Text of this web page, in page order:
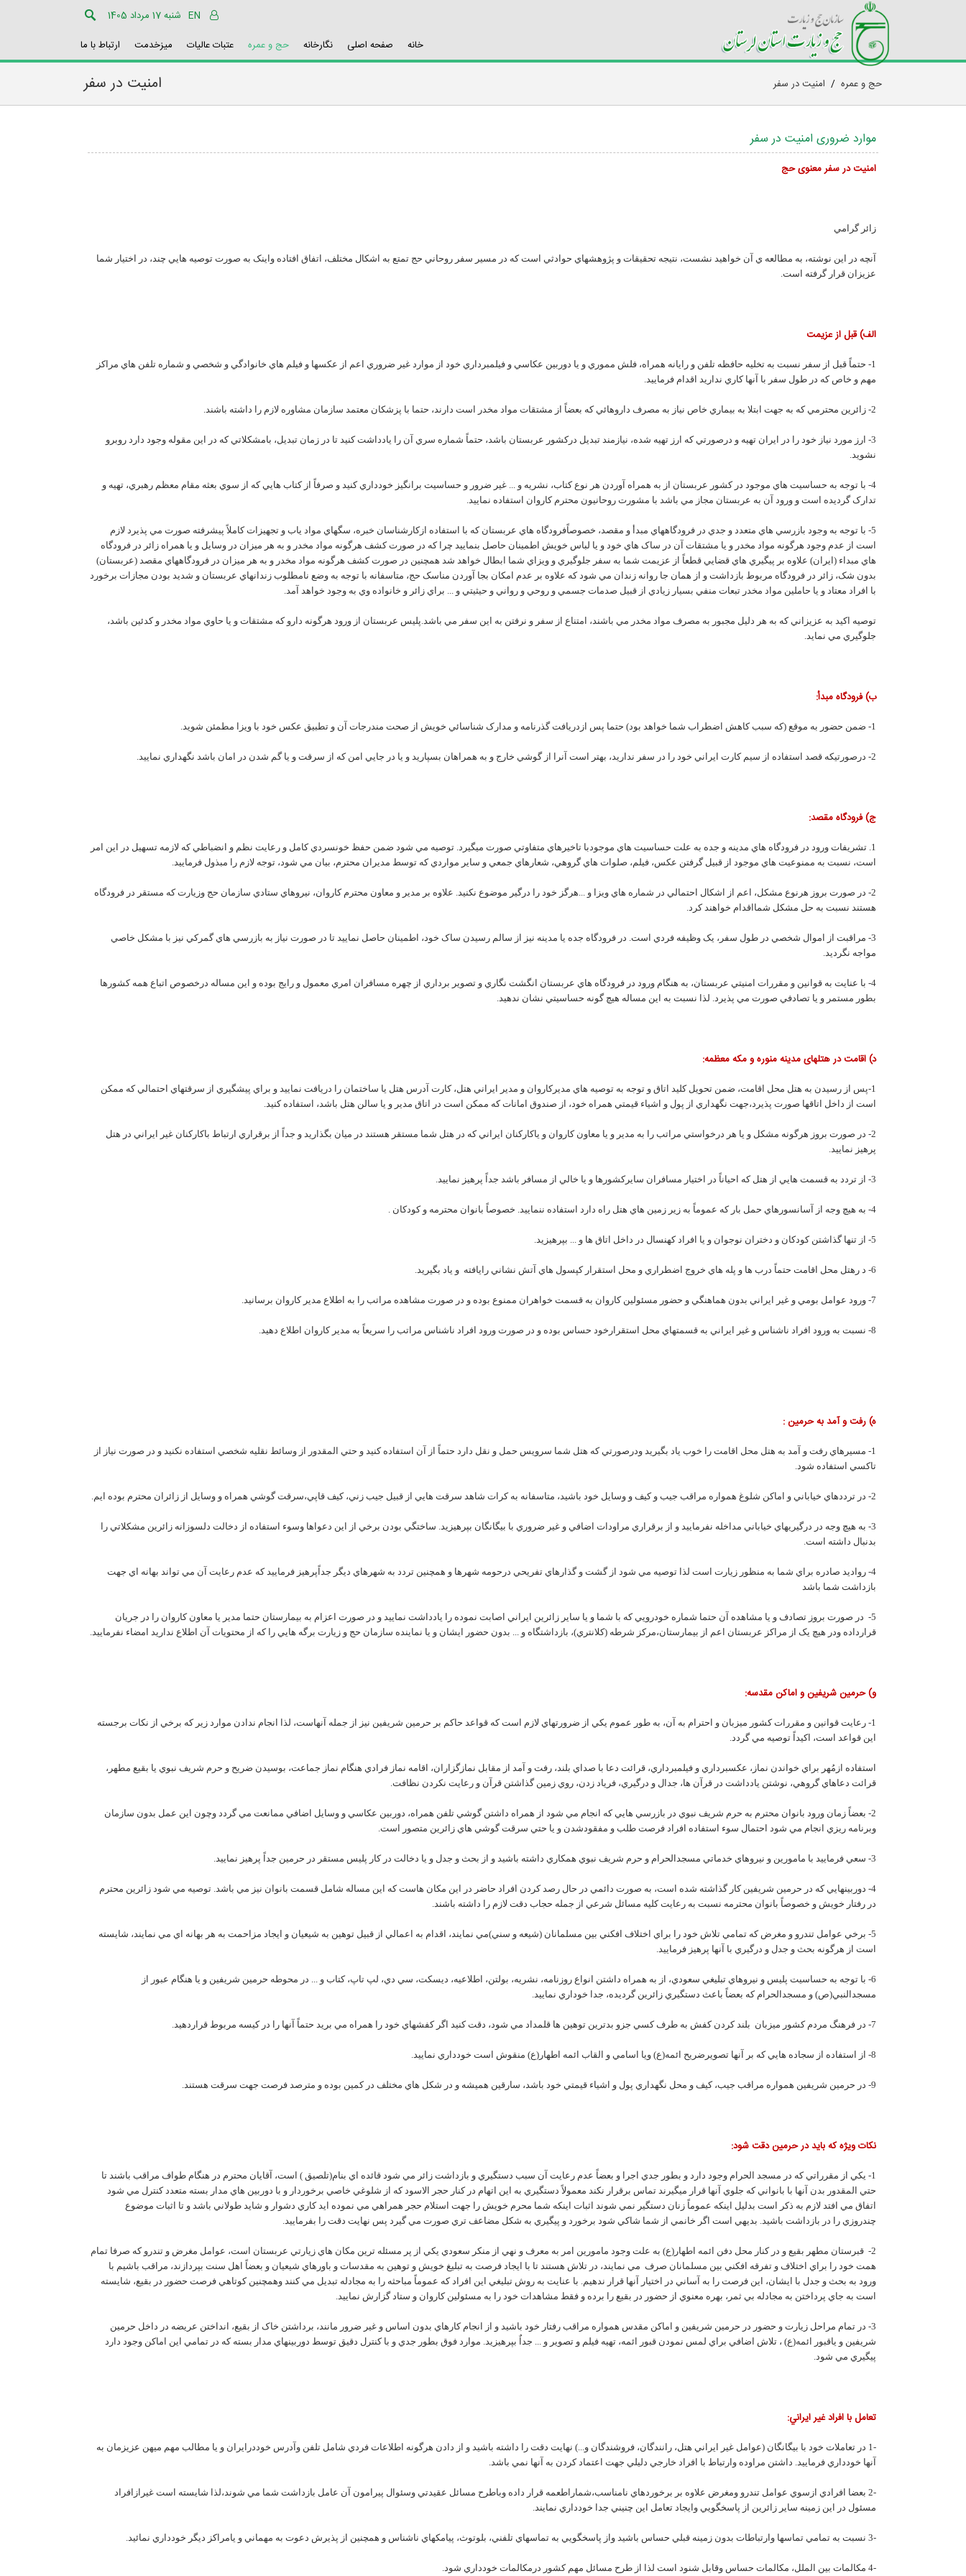
شنبه 17 مرداد 1405 EN
خانه
صفحه اصلی نگارخانه حج و عمره عتبات عالیات میزخدمت ارتباط با ما
امنیت در سفر حج و عمره / امنیت در سفر
موارد ضروری امنیت در سفر
امنيت در سفر معنوی حج
زائر گرامي
آنچه در اين نوشته، به مطالعه ي آن خواهيد نشست، نتيجه تحقيقات و پژوهشهاي حوادثي است که در مسير سفر روحاني حج تمتع به اشکال مختلف، اتفاق افتاده واينک به صورت توصيه هايي چند، در اختيار شما
عزيزان قرار گرفته است.
الف) قبل از عزيمت
1- حتماً قبل از سفر نسبت به تخليه حافظه تلفن و رايانه همراه، فلش مموري و يا دوربين عکاسي و فيلمبرداري خود از موارد غير ضروري اعم از عکسها و فيلم هاي خانوادگي و شخصي و شماره تلفن هاي مراکز
مهم و خاص که در طول سفر با آنها کاري نداريد اقدام فرماييد.
2- زائرين محترمي که به جهت ابتلا به بيماري خاص نياز به مصرف داروهائي که بعضاً از مشتقات مواد مخدر است دارند، حتما با پزشکان معتمد سازمان مشاوره لازم را داشته باشند.
3- ارز مورد نياز خود را در ايران تهيه و درصورتي که ارز تهيه شده، نيازمند تبديل درکشور عربستان باشد، حتماً شماره سري آن را يادداشت کنيد تا در زمان تبديل، بامشکلاتي که در اين مقوله وجود دارد روبرو
نشويد.
4- با توجه به حساسيت هاي موجود در کشور عربستان از به همراه آوردن هر نوع کتاب، نشريه و ... غير ضرور و حساسيت برانگيز خودداري کنيد و صرفاً از کتاب هايي که از سوي بعثه مقام معظم رهبري، تهيه و
تدارک گرديده است و ورود آن به عربستان مجاز مي باشد با مشورت روحانيون محترم کاروان استفاده نماييد.
5- با توجه به وجود بازرسي هاي متعدد و جدي در فرودگاههاي مبدأ و مقصد، خصوصاًفرودگاه هاي عربستان که با استفاده ازکارشناسان خبره، سگهاي مواد ياب و تجهيزات کاملاً پيشرفته صورت مي پذيرد لازم
است از عدم وجود هرگونه مواد مخدر و يا مشتقات آن در ساک هاي خود و يا لباس خويش اطمينان حاصل بنماييد چرا که در صورت کشف هرگونه مواد مخدر و به هر ميزان در وسايل و يا همراه زائر در فرودگاه
هاي مبداء (ايران) علاوه بر پيگيري هاي قضايي قطعاً از عزيمت شما به سفر جلوگيري و ويزاي شما ابطال خواهد شد همچنين در صورت کشف هرگونه مواد مخدر و به هر ميزان در فرودگاههاي مقصد (عربستان)
بدون شک، زائر در فرودگاه مربوط بازداشت و از همان جا روانه زندان مي شود که علاوه بر عدم امکان بجا آوردن مناسک حج، متاسفانه با توجه به وضع نامطلوب زندانهاي عربستان و شديد بودن مجازات برخورد
با افراد معتاد و يا حاملين مواد مخدر تبعات منفي بسيار زيادي از قبيل صدمات جسمي و روحي و رواني و حيثيتي و ... براي زائر و خانواده وي به وجود خواهد آمد.
توصيه اکيد به عزيزاني که به هر دليل مجبور به مصرف مواد مخدر مي باشند، امتناع از سفر و نرفتن به اين سفر مي باشد.پليس عربستان از ورود هرگونه دارو که مشتقات و يا حاوي مواد مخدر و کدئين باشد،
جلوگيري مي نمايد.
ب) فرودگاه مبدأ:
1- ضمن حضور به موقع (که سبب کاهش اضطراب شما خواهد بود) حتما پس ازدريافت گذرنامه و مدارک شناسائي خويش از صحت مندرجات آن و تطبيق عکس خود با ويزا مطمئن شويد.
2- درصورتيکه قصد استفاده از سيم کارت ايراني خود را در سفر نداريد، بهتر است آنرا از گوشي خارج و به همراهان بسپاريد و يا در جايي امن که از سرقت و يا گم شدن در امان باشد نگهداري نماييد.
ج) فرودگاه مقصد:
1. تشريفات ورود در فرودگاه هاي مدينه و جده به علت حساسيت هاي موجودبا تاخيرهاي متفاوتي صورت ميگيرد. توصيه مي شود ضمن حفظ خونسردي کامل و رعايت نظم و انضباطي که لازمه تسهيل در اين امر
است، نسبت به ممنوعيت هاي موجود از قبيل گرفتن عکس، فيلم، صلوات هاي گروهي، شعارهاي جمعي و ساير مواردي که توسط مديران محترم، بيان مي شود، توجه لازم را مبذول فرماييد.
2- در صورت بروز هرنوع مشکل، اعم از اشکال احتمالي در شماره هاي ويزا و ...هرگز خود را درگير موضوع نکنيد. علاوه بر مدير و معاون محترم کاروان، نيروهاي ستادي سازمان حج وزيارت که مستقر در فرودگاه
هستند نسبت به حل مشکل شمااقدام خواهند کرد.
3- مراقبت از اموال شخصي در طول سفر، يک وظيفه فردي است. در فرودگاه جده يا مدينه نيز از سالم رسيدن ساک خود، اطمينان حاصل نماييد تا در صورت نياز به بازرسي هاي گمرکي نيز با مشکل خاصي
مواجه نگرديد.
4- با عنايت به قوانين و مقررات امنيتي عربستان، به هنگام ورود در فرودگاه هاي عربستان انگشت نگاري و تصوير برداري از چهره مسافران امري معمول و رايج بوده و اين مساله درخصوص اتباع همه کشورها
بطور مستمر و يا تصادفي صورت مي پذيرد. لذا نسبت به اين مساله هيچ گونه حساسيتي نشان ندهيد.
د) اقامت در هتلهای مدينه منوره و مکه معظمه:
1-پس از رسيدن به هتل محل اقامت، ضمن تحويل کليد اتاق و توجه به توصيه هاي مديرکاروان و مدير ايراني هتل، کارت آدرس هتل يا ساختمان را دريافت نماييد و براي پيشگيري از سرقتهاي احتمالي که ممکن
است از داخل اتاقها صورت پذيرد،جهت نگهداري از پول و اشياء قيمتي همراه خود، از صندوق امانات که ممکن است در اتاق مدير و يا سالن هتل باشد، استفاده کنيد.
2- در صورت بروز هرگونه مشکل و يا هر درخواستي مراتب را به مدير و يا معاون کاروان و ياکارکنان ايراني که در هتل شما مستقر هستند در ميان بگذاريد و جداً از برقراري ارتباط باکارکنان غير ايراني در هتل
پرهيز نماييد.
3- از تردد به قسمت هايي از هتل که احياناً در اختيار مسافران سايرکشورها و يا خالي از مسافر باشد جداً پرهيز نماييد.
4- به هيچ وجه از آسانسورهاي حمل بار که عموماً به زير زمين هاي هتل راه دارد استفاده ننماييد. خصوصاً بانوان محترمه و کودکان .
5- از تنها گذاشتن کودکان و دختران نوجوان و يا افراد کهنسال در داخل اتاق ها و ... بپرهيزيد.
6- د رهتل محل اقامت حتماً درب ها و پله هاي خروج اضطراري و محل استقرار کپسول هاي آتش نشاني رايافته و ياد بگيريد.
7- ورود عوامل بومي و غير ايراني بدون هماهنگي و حضور مسئولين کاروان به قسمت خواهران ممنوع بوده و در صورت مشاهده مراتب را به اطلاع مدير کاروان برسانيد.
8- نسبت به ورود افراد ناشناس و غير ايراني به قسمتهاي محل استقرارخود حساس بوده و در صورت ورود افراد ناشناس مراتب را سريعاً به مدير کاروان اطلاع دهيد.
ه) رفت و آمد به حرمين :
1- مسيرهاي رفت و آمد به هتل محل اقامت را خوب ياد بگيريد ودرصورتي که هتل شما سرويس حمل و نقل دارد حتماً از آن استفاده کنيد و حتي المقدور از وسائط نقليه شخصي استفاده نکنيد و در صورت نياز از
تاکسي استفاده شود.
2- در ترددهاي خياباني و اماکن شلوغ همواره مراقب جيب و کيف و وسايل خود باشيد، متاسفانه به کرات شاهد سرقت هايي از قبيل جيب زني، کيف قاپي،سرقت گوشي همراه و وسايل از زائران محترم بوده ايم.
3- به هيچ وجه در درگيريهاي خياباني مداخله نفرماييد و از برقراري مراودات اضافي و غير ضروري با بيگانگان بپرهيزيد. ساختگي بودن برخي از اين دعواها وسوء استفاده از دخالت دلسوزانه زائرين مشکلاتي را
بدنبال داشته است.
4- رواديد صادره براي شما به منظور زيارت است لذا توصيه مي شود از گشت و گذارهاي تفريحي درحومه شهرها و همچنين تردد به شهرهاي ديگر جداًپرهيز فرماييد که عدم رعايت آن مي تواند بهانه اي جهت
بازداشت شما باشد
5- در صورت بروز تصادف و يا مشاهده آن حتما شماره خودرويي که با شما و يا ساير زائرين ايراني اصابت نموده را يادداشت نماييد و در صورت اعزام به بيمارستان حتما مدير يا معاون کاروان را در جريان
قرارداده ودر هيچ يک از مراکز عربستان اعم از بيمارستان،مرکز شرطه (کلانتري)، بازداشتگاه و ... بدون حضور ايشان و يا نماينده سازمان حج و زيارت برگه هايي را که از محتويات آن اطلاع نداريد امضاء نفرماييد.
و) حرمين شريفين و اماکن مقدسه:
1- رعايت قوانين و مقررات کشور ميزبان و احترام به آن، به طور عموم يکي از ضرورتهاي لازم است که قواعد حاکم بر حرمين شريفين نيز از جمله آنهاست، لذا انجام ندادن موارد زير که برخي از نکات برجسته
اين قواعد است، اکيداً توصيه مي گردد.
استفاده ازمُهر براي خواندن نماز، عکسبرداري و فيلمبرداري، قرائت دعا با صداي بلند، رفت و آمد از مقابل نمازگزاران، اقامه نماز فرادي هنگام نماز جماعت، بوسيدن ضريح و حرم شريف نبوي يا بقيع مطهر،
قرائت دعاهاي گروهي، نوشتن يادداشت در قرآن ها، جدال و درگيري، فرياد زدن، روي زمين گذاشتن قرآن و رعايت نکردن نظافت.
2- بعضاً زمان ورود بانوان محترم به حرم شريف نبوي در بازرسي هايي که انجام مي شود از همراه داشتن گوشي تلفن همراه، دوربين عکاسي و وسايل اضافي ممانعت مي گردد وچون اين عمل بدون سازمان
وبرنامه ريزي انجام مي شود احتمال سوء استفاده افراد فرصت طلب و مفقودشدن و يا حتي سرقت گوشي هاي زائرين متصور است.
3- سعي فرماييد با مامورين و نيروهاي خدماتي مسجدالحرام و حرم شريف نبوي همکاري داشته باشيد و از بحث و جدل و يا دخالت در کار پليس مستقر در حرمين جداً پرهيز نماييد.
4- دوربينهايي که در حرمين شريفين کار گذاشته شده است، به صورت دائمي در حال رصد کردن افراد حاضر در اين مکان هاست که اين مساله شامل قسمت بانوان نيز مي باشد. توصيه مي شود زائرين محترم
در رفتار خويش و خصوصاً بانوان محترمه نسبت به رعايت کليه مسائل شرعي از جمله حجاب دقت لازم را داشته باشند.
5- برخي عوامل تندرو و مغرض که تمامي تلاش خود را براي اختلاف افکني بين مسلمانان (شيعه و سني)مي نمايند، اقدام به اعمالي از قبيل توهين به شيعيان و ايجاد مزاحمت به هر بهانه اي مي نمايند، شايسته
است از هرگونه بحث و جدل و درگيري با آنها پرهيز فرماييد.
6- با توجه به حساسيت پليس و نيروهاي تبليغي سعودي، از به همراه داشتن انواع روزنامه، نشريه، بولتن، اطلاعيه، ديسکت، سي دي، لپ تاپ، کتاب و ... در محوطه حرمين شريفين و يا هنگام عبور از
مسجدالنبي(ص) و مسجدالحرام که بعضاً باعث دستگيري زائرين گرديده، جدا خوداري نماييد.
7- در فرهنگ مردم کشور ميزبان بلند کردن کفش به طرف کسي جزو بدترين توهين ها قلمداد مي شود، دقت کنيد اگر کفشهاي خود را همراه مي بريد حتماً آنها را در کيسه مربوط قراردهيد.
8- از استفاده از سجاده هايي که بر آنها تصويرضريح ائمه(ع) ويا اسامي و القاب ائمه اطهار(ع) منقوش است خودداري نماييد.
9- در حرمين شريفين همواره مراقب جيب، کيف و محل نگهداري پول و اشياء قيمتي خود باشد، سارقين هميشه و در شکل هاي مختلف در کمين بوده و مترصد فرصت جهت سرقت هستند.
نکات ويژه که بايد در حرمين دقت شود:
1- يکي از مقرراتي که در مسجد الحرام وجود دارد و بطور جدي اجرا و بعضاً عدم رعايت آن سبب دستگيري و بازداشت زائر مي شود قائده اي بنام(تلصيق ) است، آقايان محترم در هنگام طواف مراقب باشند تا
حتي المقدور بدن آنها با بانواني که جلوي آنها قرار ميگيرند تماس برقرار نکند معمولاً دستگيري به اين اتهام در کنار حجر الاسود که از شلوغي خاصي برخوردار و با دوربين هاي مدار بسته متعدد کنترل مي شود
اتفاق مي افتد لازم به ذکر است بدليل اينکه عموماً زنان دستگير نمي شوند اثبات اينکه شما محرم خويش را جهت استلام حجر همراهي مي نموده ايد کاري دشوار و شايد طولاني باشد و تا اثبات موضوع
چندروزي را در بازداشت باشيد. بديهي است اگر خانمي از شما شاکي شود برخورد و پيگيري به شکل مضاعف تري صورت مي گيرد پس نهايت دقت را بفرماييد.
2- قبرستان مطهر بقيع و در کنار محل دفن ائمه اطهار(ع) به علت وجود مامورين امر به معرف و نهي از منکر سعودي يکي از پر مسئله ترين مکان هاي زيارتي عربستان است، عوامل مغرض و تندرو که صرفا تمام
همت خود را براي اختلاف و تفرقه افکني بين مسلمانان صرف مي نمايند، در تلاش هستند تا با ايجاد فرصت به تبليغ خويش و توهين به مقدسات و باورهاي شيعيان و بعضاً اهل سنت بپردازند، مراقب باشيم با
ورود به بحث و جدل با ايشان، اين فرصت را به آساني در اختيار آنها قرار ندهيم. با عنايت به روش تبليغي اين افراد که عموماً مباحثه را به مجادله تبديل مي کنند وهمچنين کوتاهي فرصت حضور در بقيع، شايسته
است به جاي پرداختن به مجادله بي ثمر، بهره معنوي از حضور در بقيع را برده و فقط مشاهدات خود را به مسئولين کاروان و ستاد گزارش نماييد.
3- در تمام مراحل زيارت و حضور در حرمين شريفين و اماکن مقدس همواره مراقب رفتار خود باشيد و از انجام کارهاي بدون اساس و غير ضرور مانند، برداشتن خاک از بقيع، انداختن عريضه در داخل حرمين
شريفين و ياقبور ائمه(ع) ، تلاش اضافي براي لمس نمودن قبور ائمه، تهيه فيلم و تصوير و ... جداٌ بپرهيزيد. موارد فوق بطور جدي و با کنترل دقيق توسط دوربينهاي مدار بسته که در تمامي اين اماکن وجود دارد
پيگيري مي شود.
تعامل با افراد غير ايراني:
-1 در تعاملات خود با بيگانگان (عوامل غير ايراني هتل، رانندگان، فروشندگان و...) نهايت دقت را داشته باشيد و از دادن هرگونه اطلاعات فردي شامل تلفن وآدرس خوددرايران و يا مطالب مهم ميهن عزيزمان به
آنها خودداري فرماييد. داشتن مراوده وارتباط با افراد خارجي دليلي جهت اعتماد کردن به آنها نمي باشد.
-2 بعضا افرادي ازسوي عوامل تندرو ومغرض علاوه بر برخوردهاي نامناسب،شماراطعمه قرار داده وباطرح مسائل عقيدتي وسئوال پيرامون آن عامل بازداشت شما مي شوند،لذا شايسته است غيرازافراد
مسئول در اين زمينه ساير زائرين از پاسخگويي وايجاد تعامل اين چنيني جدا خودداري نمايند.
-3 نسبت به تمامي تماسها وارتباطات بدون زمينه قبلي حساس باشيد واز پاسخگويي به تماسهاي تلفني، بلوتوث، پيامکهاي ناشناس و همچنين از پذيرش دعوت به مهماني و يامراکز ديگر خودداري نمائيد.
-4 مکالمات بين الملل، مکالمات حساس وقابل شنود است لذا از طرح مسائل مهم کشور درمکالمات خودداري شود.